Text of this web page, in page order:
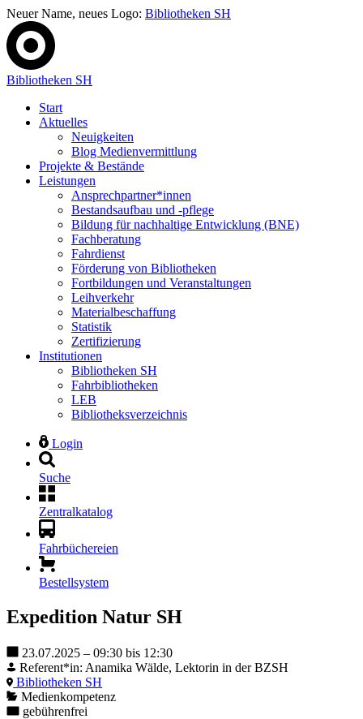
Neuer Name, neues Logo: Bibliotheken SH
Bibliotheken SH
Start
Aktuelles
Neuigkeiten
Blog Medienvermittlung
Projekte & Bestände
Leistungen
Ansprechpartner*innen
Bestandsaufbau und -pflege
Bildung für nachhaltige Entwicklung (BNE)
Fachberatung
Fahrdienst
Förderung von Bibliotheken
Fortbildungen und Veranstaltungen
Leihverkehr
Materialbeschaffung
Statistik
Zertifizierung
Institutionen
Bibliotheken SH
Fahrbibliotheken
LEB
Bibliotheksverzeichnis
Login
Suche
Zentralkatalog
Fahrbüchereien
Bestellsystem
Expedition Natur SH
23.07.2025 – 09:30 bis 12:30
Referent*in: Anamika Wälde, Lektorin in der BZSH
Bibliotheken SH
Medienkompetenz
gebührenfrei